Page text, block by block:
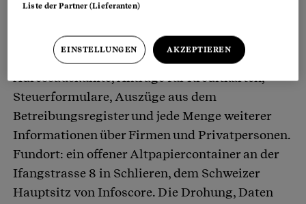
die nach Datenschutzgesetz auf keinen Fall in
die Hände Dritter gelangen dürften:
Adressauskünfte, Anträge für Kreditkarten,
Steuerformulare, Auszüge aus dem
Betreibungsregister und jede Menge weiterer
Informationen über Firmen und Privatpersonen.
Fundort: ein offener Altpapiercontainer an der
Ifangstrasse 8 in Schlieren, dem Schweizer
Hauptsitz von Infoscore. Die Drohung, Daten
Liste der Partner (Lieferanten)
EINSTELLUNGEN AKZEPTIEREN